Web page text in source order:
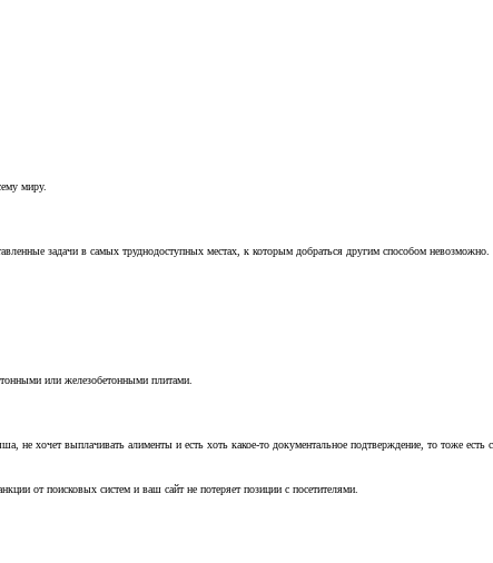
миру.
задачи в самых труднодоступных местах, к которым добраться другим способом невозможно.
или железобетонными плитами.
хочет выплачивать алименты и есть хоть какое-то документальное подтверждение, то тоже
от поисковых систем и ваш сайт не потеряет позиции с посетителями.